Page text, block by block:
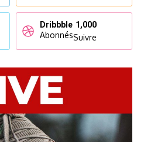
Dribbble 1,000
AbonnésSuivre